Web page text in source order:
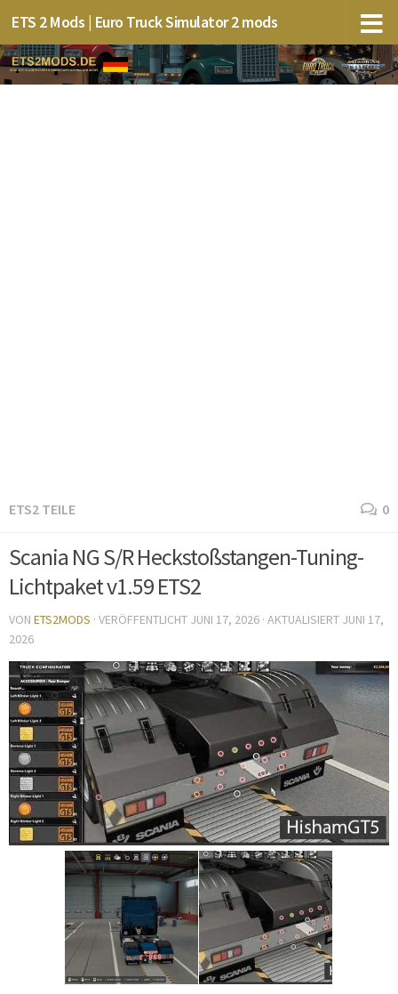
ETS 2 Mods | Euro Truck Simulator 2 mods
ETS2 TEILE 0
Scania NG S/R Heckstoßstangen-Tuning-
Lichtpaket v1.59 ETS2
VON ETS2MODS · VERÖFFENTLICHT JUNI 17, 2026 · AKTUALISIERT JUNI 17,
2026